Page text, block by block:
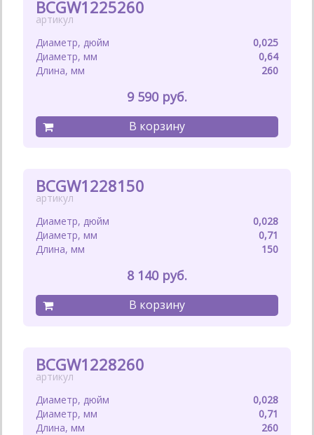
0,025
0,64
260
BCGW1225260
9 590
0,028
0,71
150
BCGW1228150
8 140
0,028
0,71
260
BCGW1228260